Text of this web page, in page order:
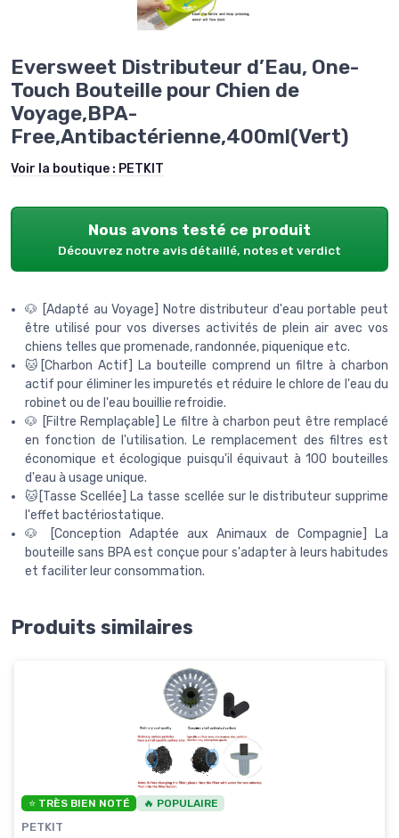
Eversweet Distributeur d’Eau, One-
Touch Bouteille pour Chien de
Voyage,BPA-
Free,Antibactérienne,400ml(Vert)
Voir la boutique : PETKIT
Nous avons testé ce produit
Découvrez notre avis détaillé, notes et verdict
🐶 [Adapté au Voyage] Notre distributeur d'eau portable peut
être utilisé pour vos diverses activités de plein air avec vos
chiens telles que promenade, randonnée, piquenique etc.
🐱[Charbon Actif] La bouteille comprend un filtre à charbon
actif pour éliminer les impuretés et réduire le chlore de l'eau du
robinet ou de l'eau bouillie refroidie.
🐶 [Filtre Remplaçable] Le filtre à charbon peut être remplacé
en fonction de l'utilisation. Le remplacement des filtres est
économique et écologique puisqu'il équivaut à 100 bouteilles
d'eau à usage unique.
🐱[Tasse Scellée] La tasse scellée sur le distributeur supprime
l'effet bactériostatique.
🐶 [Conception Adaptée aux Animaux de Compagnie] La
bouteille sans BPA est conçue pour s'adapter à leurs habitudes
et faciliter leur consommation.
Produits similaires
⭐ TRÈS BIEN NOTÉ 🔥 POPULAIRE
PETKIT